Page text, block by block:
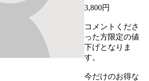
3,800円
コメントくださ
った方限定の値
下げとなりま
す。
今だけのお得な